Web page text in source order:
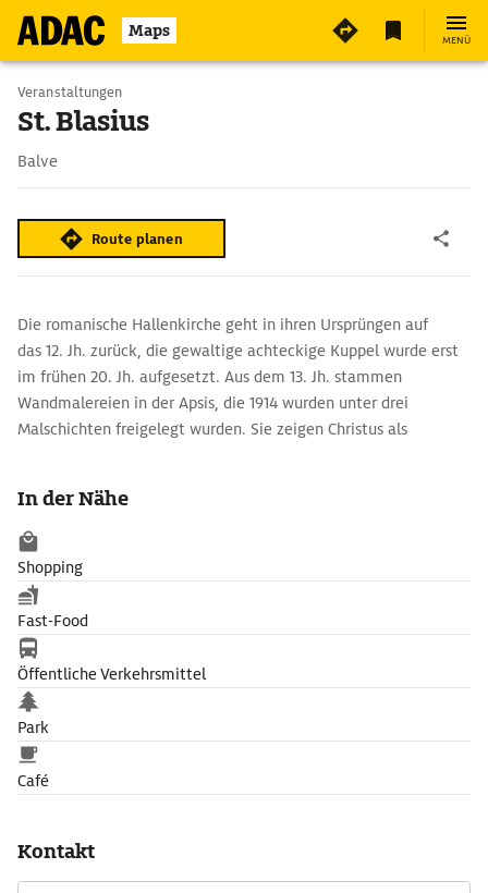
Maps MENÜ
Veranstaltungen
St. Blasius
Balve
Route planen
Die romanische Hallenkirche geht in ihren Ursprüngen auf
das 12. Jh. zurück, die gewaltige achteckige Kuppel wurde erst
im frühen 20. Jh. aufgesetzt. Aus dem 13. Jh. stammen
Wandmalereien in der Apsis, die 1914 wurden unter drei
Malschichten freigelegt wurden. Sie zeigen Christus als
Sehenswert ist auch das Seitenportal mit den Motiven Geburt
Christi, Kreuzigung und Beweinung Christi im Tympanon sowie
das Turmportal mit der Darstellung der Himmelfahrt Christi.
In der Nähe
Shopping
Fast-Food
Öffentliche Verkehrsmittel
Park
Café
Kontakt